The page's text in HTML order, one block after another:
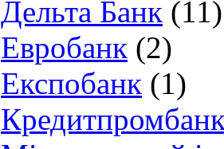
Дельта Банк (11)
Евробанк (2)
Експобанк (1)